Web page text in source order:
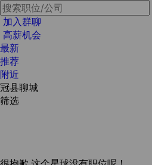
加入群聊
高薪机会
最新
推荐
附近
冠县聊城
筛选